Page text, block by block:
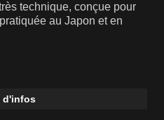
technique, conçue pour
au Japon et en
d'infos